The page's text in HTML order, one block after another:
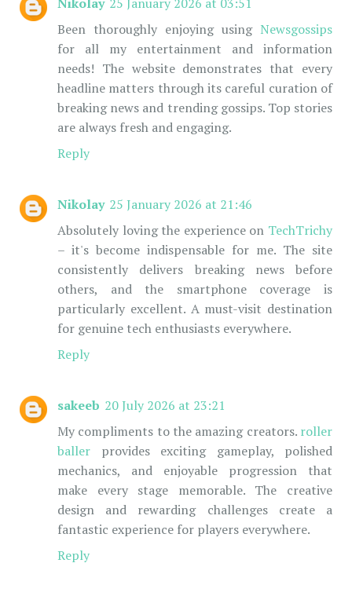
Been thoroughly enjoying using Newsgossips
for all my entertainment and information
needs! The website demonstrates that every
headline matters through its careful curation of
breaking news and trending gossips. Top stories
are always fresh and engaging.
Reply
Nikolay 25 January 2026 at 21:46
Absolutely loving the experience on TechTrichy
– it's become indispensable for me. The site
consistently delivers breaking news before
others, and the smartphone coverage is
particularly excellent. A must-visit destination
for genuine tech enthusiasts everywhere.
Reply
sakeeb 20 July 2026 at 23:21
My compliments to the amazing creators. roller
baller provides exciting gameplay, polished
mechanics, and enjoyable progression that
make every stage memorable. The creative
design and rewarding challenges create a
fantastic experience for players everywhere.
Reply